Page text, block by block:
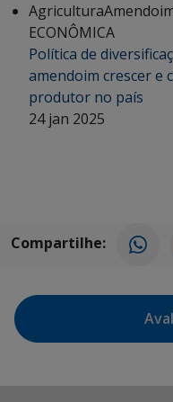
Agricultura
ECONÔMICA
Política de
amendoim crescer e
produtor no país
24 jan 2025
Compartilhe: